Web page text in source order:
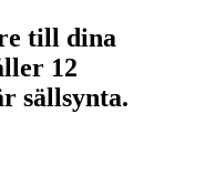
till dina
12
sällsynta.